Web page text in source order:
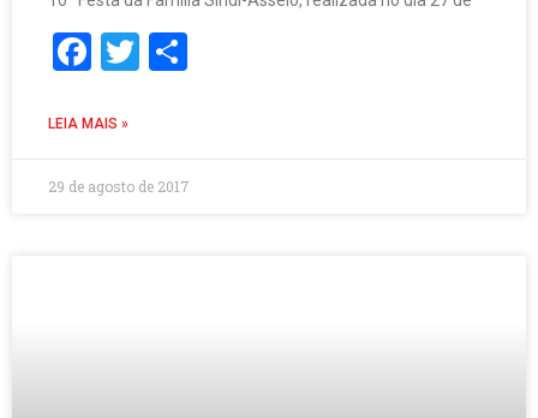
Facebook
Twitter
LEIA MAIS »
29 de agosto de 2017